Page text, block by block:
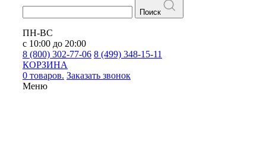
Поиск
ПН-ВС
с 10:00 до 20:00
8 (800) 302-77-06 8 (499) 348-15-11
КОРЗИНА
0 товаров. Заказать звонок
Меню